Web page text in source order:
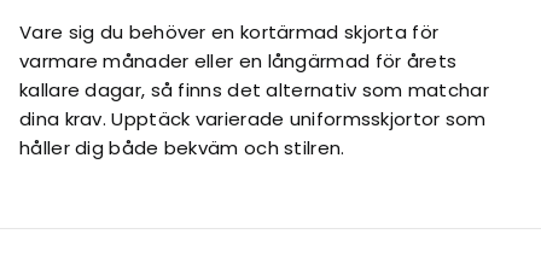
Vare sig du behöver en kortärmad skjorta för
varmare månader eller en långärmad för årets
kallare dagar, så finns det alternativ som matchar
dina krav. Upptäck varierade uniformsskjortor som
håller dig både bekväm och stilren.